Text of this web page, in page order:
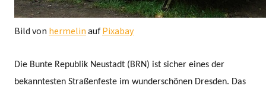
Bild von hermelinaufPixabay
Die Bunte Republik Neustadt (BRN) ist sicher eines der
bekanntesten Straßenfeste im wunderschönen Dresden. Das